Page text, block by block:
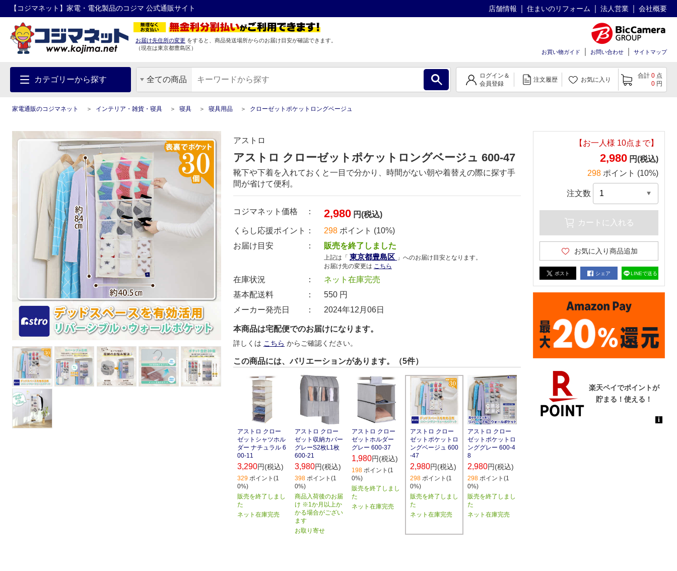
【コジマネット】家電・電化製品のコジマ 公式通販サイト 店舗情報 住まいのリフォーム 法人営業 会社概要
お届け先住所の変更 をすると、商品発送場所からのお届け目安が確認できます。
（現在は東京都豊島区）
お買い物ガイド お問い合わせ サイトマップ
カテゴリーから探す 全ての商品
ログイン＆
会員登録
注文履歴 お気に入り
合計 0 点
0 円
家電通販のコジマネット インテリア・雑貨・寝具 寝具 寝具用品 クローゼットポケットロングベージュ
アストロ
アストロ クローゼットポケットロングベージュ 600-47
靴下や下着を入れておくと一目で分かり、時間がない朝や着替えの際に探す手
間が省けて便利。
コジマネット価格 ： 2,980 円(税込)
くらし応援ポイント：
298 ポイント (10%)
お届け目安 ：
販売を終了しました
上記は「 東京都豊島区 」へのお届け目安となります。
お届け先の変更は こちら
在庫状況 ：
ネット在庫完売
基本配送料 ：
550 円
メーカー発売日 ：
2024年12月06日
本商品は宅配便でのお届けになります。
詳しくは こちら からご確認ください。
この商品には、バリエーションがあります。（5件）
アストロ クロー
ゼットシャツホル
ダー ナチュラル 6
00-11
3,290円(税込)
329 ポイント(1
0%)
販売を終了しまし
た
ネット在庫完売
アストロ クロー
ゼット収納カバー
グレーS2枚L1枚
600-21
3,980円(税込)
398 ポイント(1
0%)
商品入荷後のお届
け ※1か月以上か
かる場合がござい
ます
お取り寄せ
アストロ クロー
ゼットホルダー
グレー 600-37
1,980円(税込)
198 ポイント(1
0%)
販売を終了しまし
た
ネット在庫完売
アストロ クロー
ゼットポケットロ
ングベージュ 600
-47
2,980円(税込)
298 ポイント(1
0%)
販売を終了しまし
た
ネット在庫完売
アストロ クロー
ゼットポケットロ
ンググレー 600-4
8
2,980円(税込)
298 ポイント(1
0%)
販売を終了しまし
た
ネット在庫完売
【お一人様 10点まで】
2,980 円(税込)
298 ポイント (10%)
注文数
カートに入れる
お気に入り商品追加
ポスト シェア LINEで送る